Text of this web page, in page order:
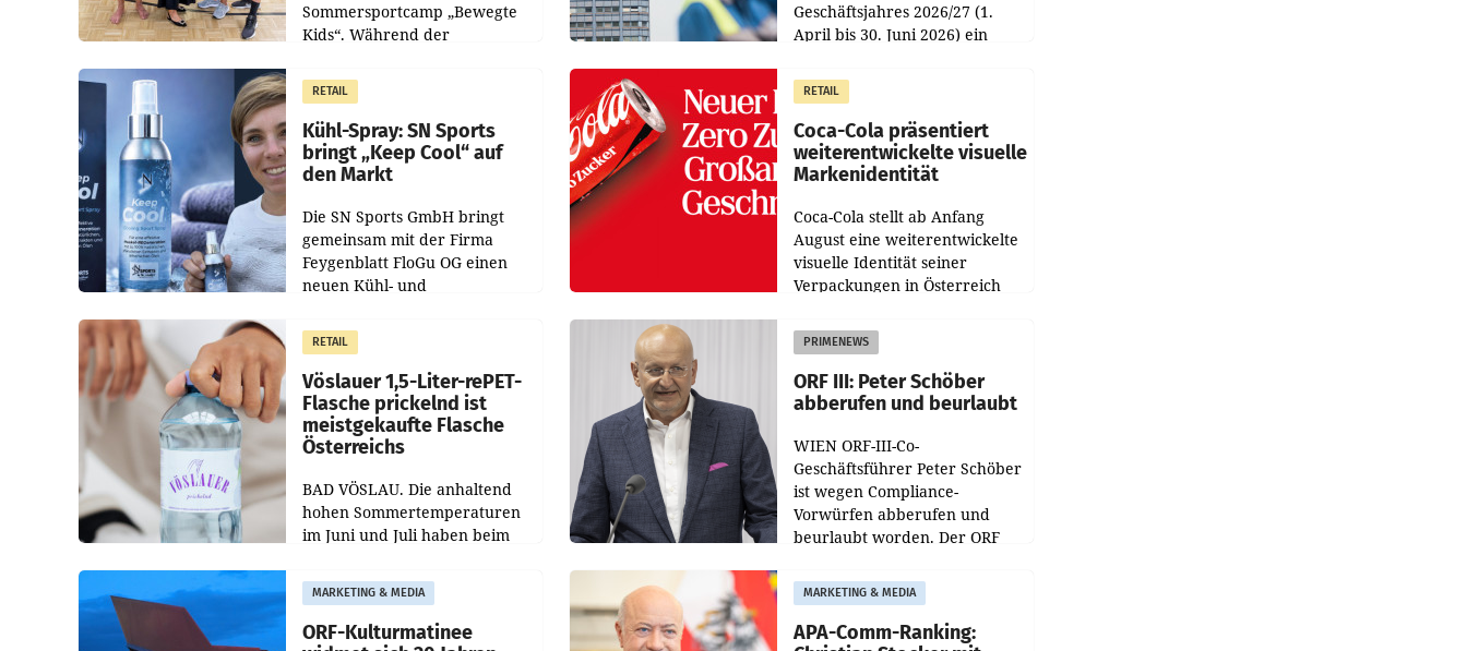
Sommersportcamp „Bewegte
Kids“. Während der
Juli und August versorgt das
Unternehmen Kinder sowie
Geschäftsjahres 2026/27 (1.
April bis 30. Juni 2026) ein
Der Umsatz stieg im Vergleich
zur Vorjahresperiode
RETAIL
Kühl-Spray: SN Sports
bringt „Keep Cool“ auf
den Markt
Die SN Sports GmbH bringt
gemeinsam mit der Firma
Feygenblatt FloGu OG einen
neuen Kühl- und
Markt. Das Produkt namens
„Keep Cool“ ist zu 100 Prozent
RETAIL
Coca-Cola präsentiert
weiterentwickelte visuelle
Markenidentität
Coca-Cola stellt ab Anfang
August eine weiterentwickelte
visuelle Identität seiner
Verpackungen in Österreich
Redesigns stehen zentrale
Gestaltungselemente
RETAIL
Vöslauer 1,5-Liter-rePET-
Flasche prickelnd ist
meistgekaufte Flasche
Österreichs
BAD VÖSLAU. Die anhaltend
hohen Sommertemperaturen
im Juni und Juli haben beim
Getränkehersteller Vöslauer zu
deutlichen Absatzzuwächsen
geführt. Während
PRIMENEWS
ORF III: Peter Schöber
abberufen und beurlaubt
WIEN ORF-III-Co-
Geschäftsführer Peter Schöber
ist wegen Compliance-
Vorwürfen abberufen und
beurlaubt worden. Der ORF
entsprechende
Medienberichte.
MARKETING & MEDIA
ORF-Kulturmatinee
MARKETING & MEDIA
APA-Comm-Ranking: